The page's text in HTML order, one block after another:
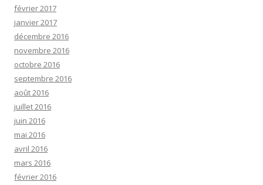
février 2017
janvier 2017
décembre 2016
novembre 2016
octobre 2016
septembre 2016
août 2016
juillet 2016
juin 2016
mai 2016
avril 2016
mars 2016
février 2016